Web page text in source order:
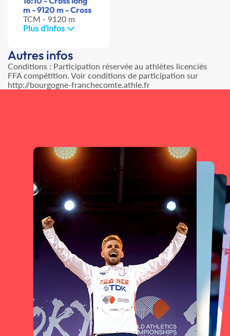
m - 9120 m - Cross
TCM - 9120 m
Plus d'infos
Autres infos
Conditions : Participation réservée au athlètes licenciés
FFA compétition. Voir conditions de participation sur
http://bourgogne-franchecomte.athle.fr